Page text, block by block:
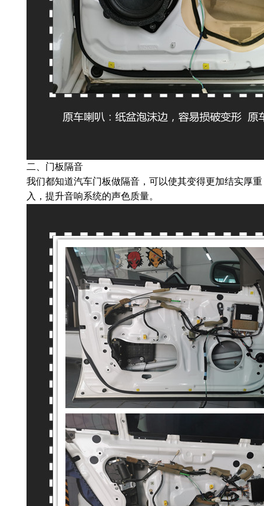
二、门板隔音
我们都知道汽车门板做隔音，可以使其变得更加结实厚
入，提升音响系统的声色质量。